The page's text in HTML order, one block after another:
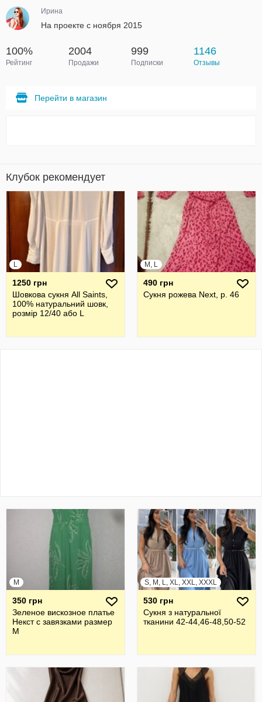
Ирина
На проекте с ноября 2015
100%
Рейтинг
2004
Продажи
999
Подписки
1146
Отзывы
Перейти в магазин
Клубок рекомендует
L
1250 грн
Шовкова cукня All Saints,
100% натуральний шовк,
розмір 12/40 або L
M, L
490 грн
Сукня рожева Next, р. 46
M
350 грн
Зеленое вискозное платье
Некст с завязками размер
М
S, M, L, XL, XXL, XXXL
530 грн
Сукня з натуральної
тканини 42-44,46-48,50-52